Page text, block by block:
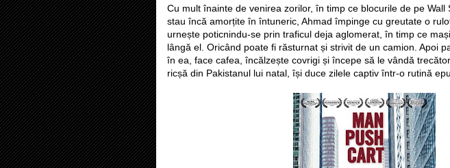
Cu mult înainte de venirea zorilor, în timp ce blocurile de pe Wall
stau încă amorțite în întuneric, Ahmad împinge cu greutate o
urnește poticnindu-se prin traficul deja aglomerat, în timp ce
lângă el. Oricând poate fi răsturnat și strivit de un camion. Apoi
în ea, face cafea, încălzește covrigi și începe să le vândă
ricșă din Pakistanul lui natal, își duce zilele captiv într-o rutină